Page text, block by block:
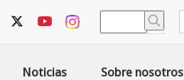
Noticias Sobre nosotros